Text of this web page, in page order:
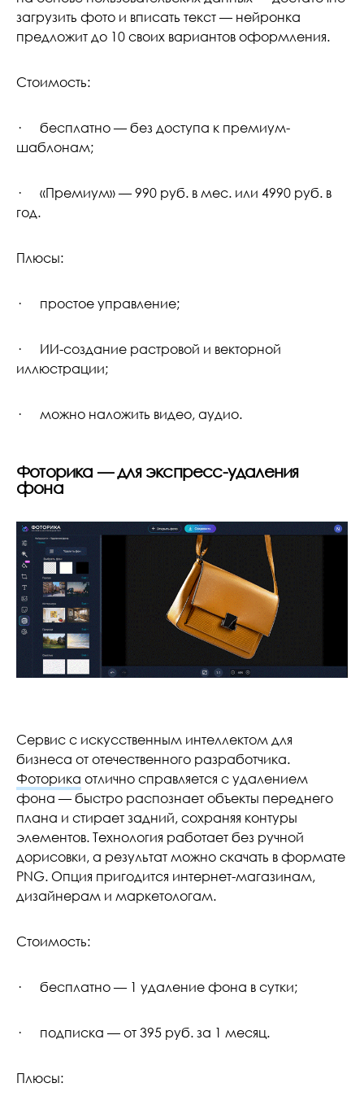
загрузить фото и вписать текст — нейронка
предложит до 10 своих вариантов оформления.
Стоимость:
· бесплатно — без доступа к премиум-
шаблонам;
· «Премиум» — 990 руб. в мес. или 4990 руб. в
год.
Плюсы:
· простое управление;
· ИИ-создание растровой и векторной
иллюстрации;
· можно наложить видео, аудио.
Фоторика — для экспресс-удаления
фона
Сервис с искусственным интеллектом для
бизнеса от отечественного разработчика.
Фоторика отлично справляется с удалением
фона — быстро распознает объекты переднего
плана и стирает задний, сохраняя контуры
элементов. Технология работает без ручной
дорисовки, а результат можно скачать в формате
PNG. Опция пригодится интернет-магазинам,
дизайнерам и маркетологам.
Стоимость:
· бесплатно — 1 удаление фона в сутки;
· подписка — от 395 руб. за 1 месяц.
Плюсы: